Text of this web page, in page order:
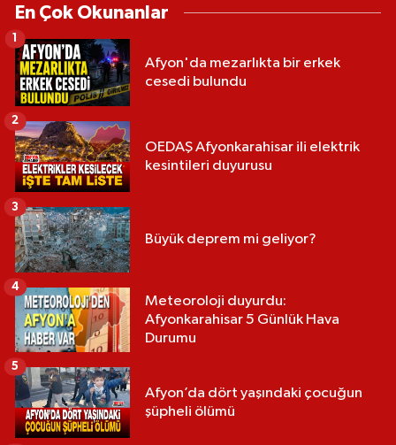
En Çok Okunanlar
Afyon'da mezarlıkta bir erkek
cesedi bulundu
1
OEDAŞ Afyonkarahisar ili elektrik
kesintileri duyurusu
2
Büyük deprem mi geliyor?
3
Meteoroloji duyurdu:
Afyonkarahisar 5 Günlük Hava
Durumu
4
Afyon’da dört yaşındaki çocuğun
şüpheli ölümü
5